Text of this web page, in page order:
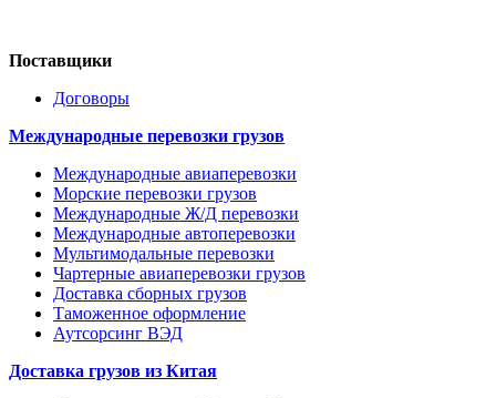
Поставщики
Договоры
Международные перевозки грузов
Международные авиаперевозки
Морские перевозки грузов
Международные Ж/Д перевозки
Международные автоперевозки
Мультимодальные перевозки
Чартерные авиаперевозки грузов
Доставка сборных грузов
Таможенное оформление
Аутсорсинг ВЭД
Доставка грузов из Китая